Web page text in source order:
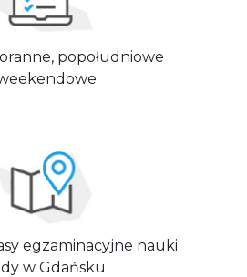
popołudniowe
egzaminacyjne nauki
w Gdańsku